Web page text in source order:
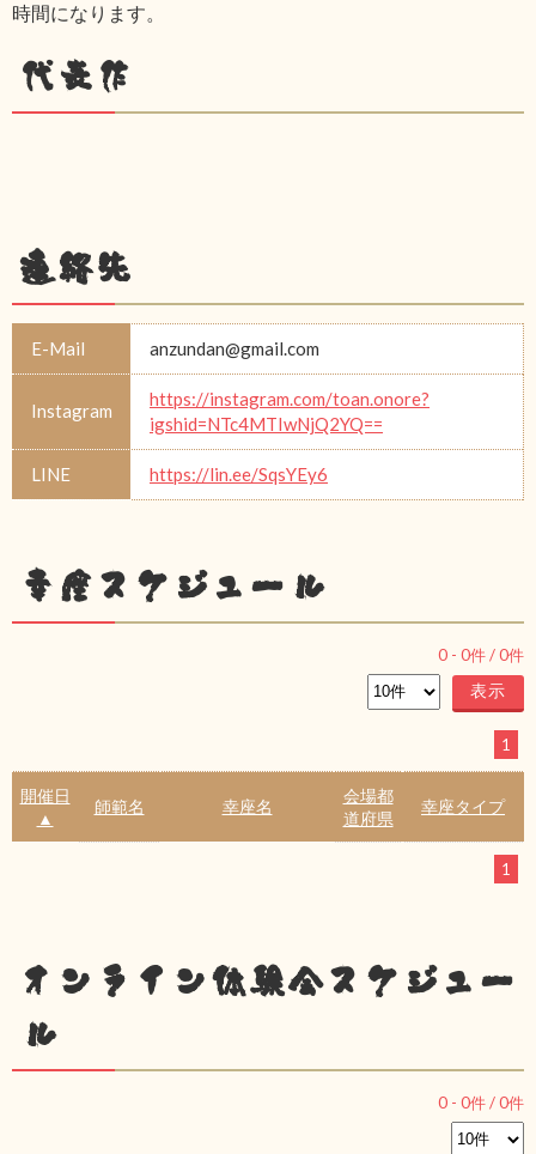
時間になります。
代表作
連絡先
E-Mail anzundan@gmail.com
Instagram
https://instagram.com/toan.onore?
igshid=NTc4MTIwNjQ2YQ==
LINE https://lin.ee/SqsYEy6
幸座スケジュール
0 - 0件 /0件
1
開催日
▲
師範名 幸座名
会場都
道府県
幸座タイプ
1
オンライン体験会スケジュー
ル
0 - 0件 /0件